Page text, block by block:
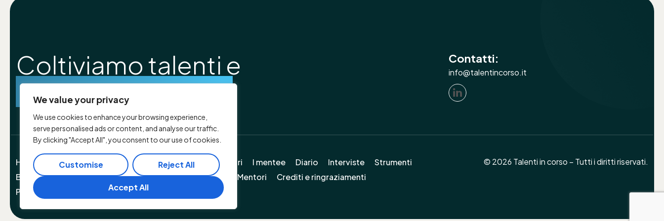
We value your privacy
We use cookies to enhance your browsing experience,
serve personalised ads or content, and analyse our traffic.
By clicking "Accept All", you consent to our use of cookies.
Customise Reject All
Accept All
Coltiviamo talenti e
costruiamo futuro
Contatti:
info@talentincorso.it
Home Chi siamo Il manifesto Il programma I mentori I mentee Diario Interviste
Strumenti
Bibliografia
Rassegna stampa Contatti Candidature Mentori
Crediti e ringraziamenti
Protezione dei dati personali
© 2026 Talenti in corso – Tutti i diritti riservati.